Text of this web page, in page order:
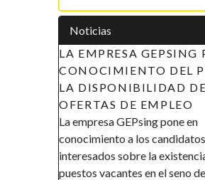
Noticias
PONE EN
PUBLICO
VARIAS
de varios
APOYO A LAS
LA MUJER EN
ECUATORIAL
DE RECLUTAMIENTO
AVISO DE
Gobierno de la República de
Ecuatorial en el marco de
promover la inclusión y la